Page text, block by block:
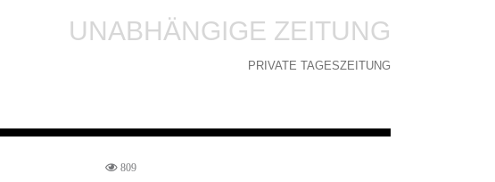
UNABHÄNGIGE ZEITUNG
PRIVATE TAGESZEITUNG
809